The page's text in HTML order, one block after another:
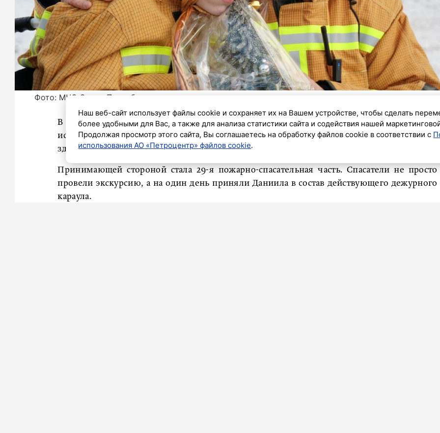
Фото: МЧС Санкт-Петербурга
В рамках всероссийской акции «Ёлка желаний» спасатели МЧС Санкт-Петербурга
исполнили заветную мечту 16-летнего Даниила, который, несмотря на ограничения по
здоровью, всегда грезил о службе в пожарной охране.
Принимающей стороной стала 29-я пожарно-спасательная часть. Спасатели не просто
провели экскурсию, а на один день приняли Даниила в состав действующего дежурного
караула.
Наш веб-сайт использует файлы cookie и сохраняет их на Вашем устройстве, чтобы сделать
более удобными для Вас, а также для анализа статистики сайта и содействия нашей
Продолжая просмотр этого сайта, Вы соглашаетесь на обработку файлов cookie в соответствии с
использования АО «Петроцентр» файлов cookie.